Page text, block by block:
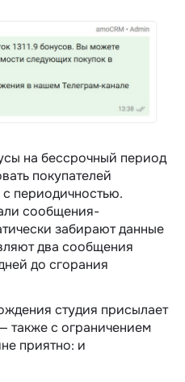
на бессрочный период
покупателей
периодичностью.
сообщения-
забирают данные
два сообщения
до сгорания
студия присылает
также с ограничением
приятно: и